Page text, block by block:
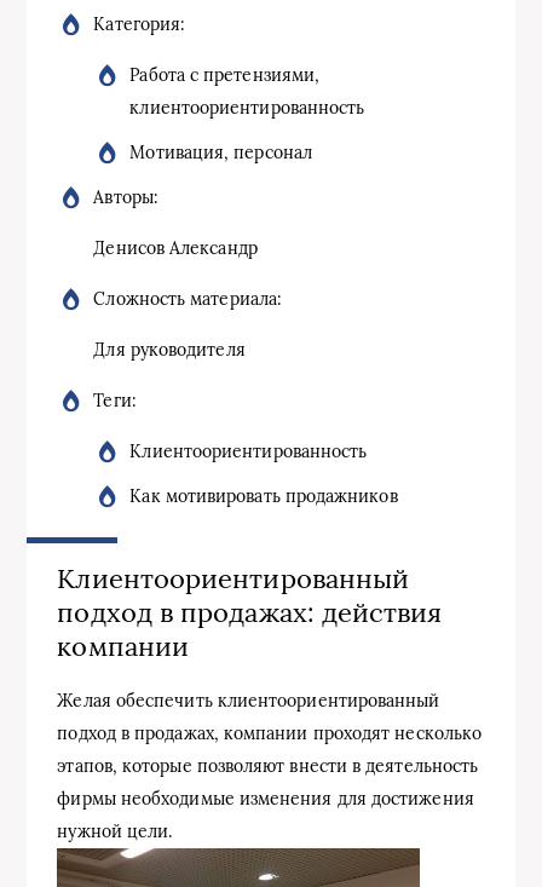
Категория:
Работа с претензиями,
клиентоориентированность
Мотивация, персонал
Авторы:
Денисов Александр
Сложность материала:
Для руководителя
Теги:
Клиентоориентированность
Как мотивировать продажников
Клиентоориентированный
подход в продажах: действия
компании
Желая обеспечить клиентоориентированный
подход в продажах, компании проходят несколько
этапов, которые позволяют внести в деятельность
фирмы необходимые изменения для достижения
нужной цели.